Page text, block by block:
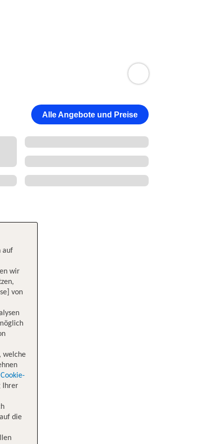
Alle Angebote und Preise
auf
wir
von
welche
Cookie-
Ihrer
die